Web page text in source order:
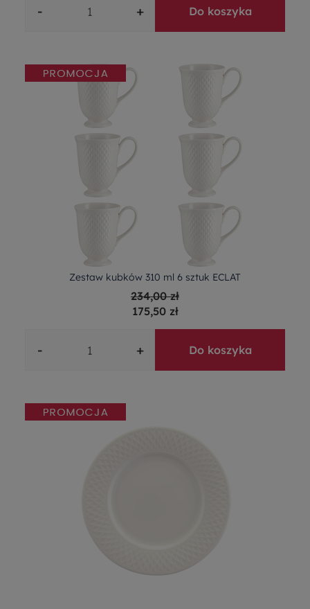
- + Do koszyka
Zestaw kubków 310 ml 6 sztuk ECLAT
234,00 zł
175,50 zł
- + Do koszyka